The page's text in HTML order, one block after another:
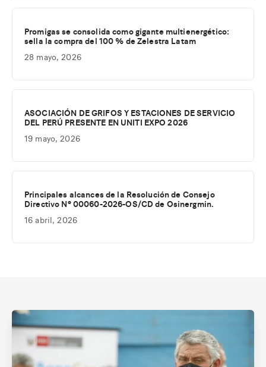
Promigas se consolida como gigante multienergético:
sella la compra del 100 % de Zelestra Latam
28 mayo, 2026
ASOCIACIÓN DE GRIFOS Y ESTACIONES DE SERVICIO
DEL PERÚ PRESENTE EN UNITI EXPO 2026
19 mayo, 2026
Principales alcances de la Resolución de Consejo
Directivo Nº 00060-2026-OS/CD de Osinergmin.
16 abril, 2026